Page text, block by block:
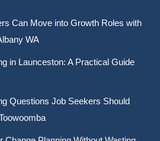
Can Move into Growth Roles with
WA
in Launceston: A Practical Guide
Questions Job Seekers Should